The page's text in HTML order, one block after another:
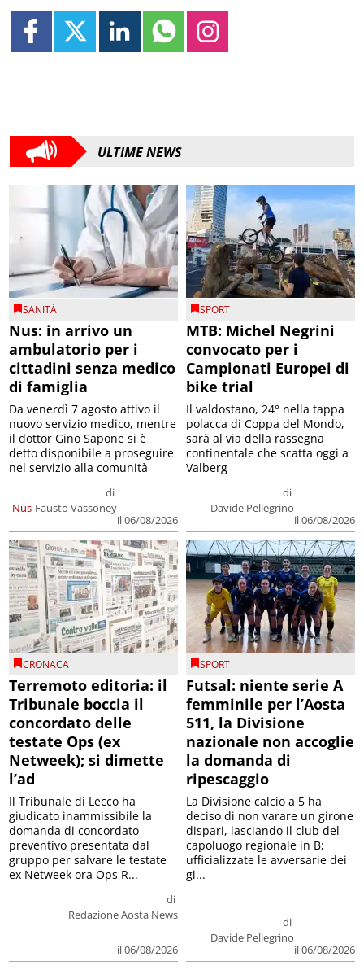
ULTIME NEWS
SANITÀ
Nus: in arrivo un
ambulatorio per i
cittadini senza medico
di famiglia
Nus
di
Fausto Vassoney
il 06/08/2026
Da venerdì 7 agosto attivo il
nuovo servizio medico, mentre
il dottor Gino Sapone si è
detto disponibile a proseguire
nel servizio alla comunità
SPORT
MTB: Michel Negrini
convocato per i
Campionati Europei di
bike trial
di
Davide Pellegrino
il 06/08/2026
Il valdostano, 24° nella tappa
polacca di Coppa del Mondo,
sarà al via della rassegna
continentale che scatta oggi a
Valberg
CRONACA
Terremoto editoria: il
Tribunale boccia il
concordato delle
testate Ops (ex
Netweek); si dimette
l’ad
di
Redazione Aosta News
il 06/08/2026
Il Tribunale di Lecco ha
giudicato inammissibile la
domanda di concordato
preventivo presentata dal
gruppo per salvare le testate
ex Netweek ora Ops R...
SPORT
Futsal: niente serie A
femminile per l’Aosta
511, la Divisione
nazionale non accoglie
la domanda di
ripescaggio
di
Davide Pellegrino
il 06/08/2026
La Divisione calcio a 5 ha
deciso di non varare un girone
dispari, lasciando il club del
capoluogo regionale in B;
ufficializzate le avversarie dei
gi...